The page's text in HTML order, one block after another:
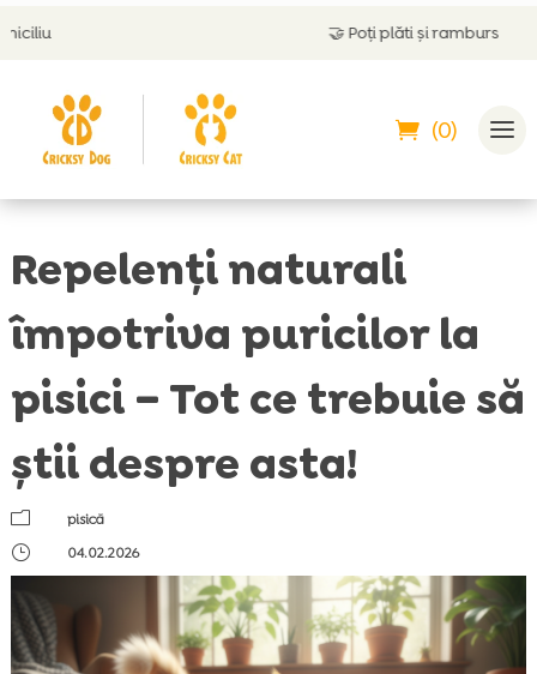
Poți plăti și ramburs
(0)
Repelenți naturali
împotriva puricilor la
pisici – Tot ce trebuie să
știi despre asta!
m
pisică
}
04.02.2026